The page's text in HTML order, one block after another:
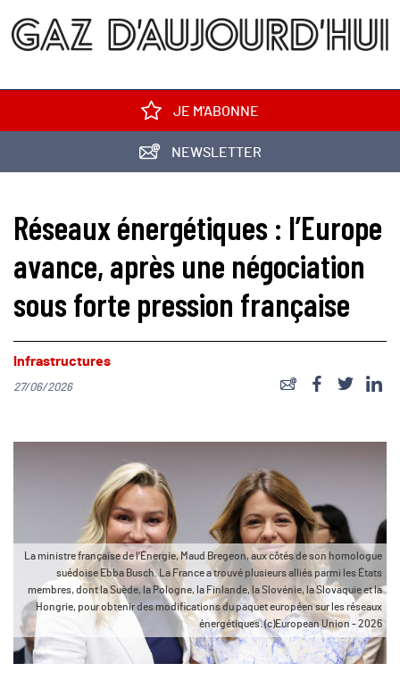
JE M'ABONNE
NEWSLETTER
Réseaux énergétiques : l’Europe
avance, après une négociation
sous forte pression française
Infrastructures
27/06/2026
La ministre française de l’Énergie, Maud Bregeon, aux côtés de son homologue
suédoise Ebba Busch. La France a trouvé plusieurs alliés parmi les États
membres, dont la Suède, la Pologne, la Finlande, la Slovénie, la Slovaquie et la
Hongrie, pour obtenir des modifications du paquet européen sur les réseaux
énergétiques. (c)European Union - 2026